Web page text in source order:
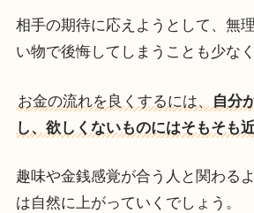
相手の期待に応えようとして、無
い物で後悔してしまうことも少な
お金の流れを良くするには、
自分
し、欲しくないものにはそもそも
趣味や金銭感覚が合う人と関わる
は自然に上がっていくでしょう。